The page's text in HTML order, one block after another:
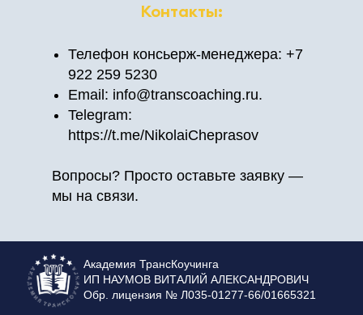
Контакты:
Телефон консьерж‑менеджера: +7
922 259 5230
Email: info@transcoaching.ru.
Telegram:
https://t.me/NikolaiCheprasov
Вопросы? Просто оставьте заявку —
мы на связи.
Академия ТрансКоучинга
ИП НАУМОВ ВИТАЛИЙ АЛЕКСАНДРОВИЧ
Обр. лицензия № Л035-01277-66/01665321